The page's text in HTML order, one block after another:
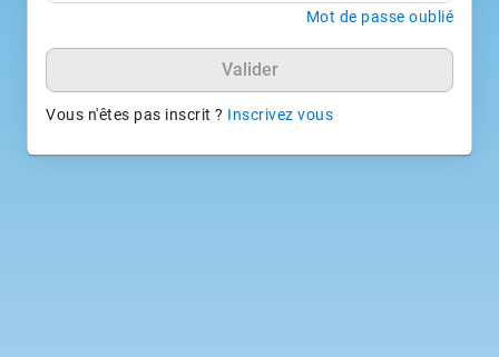
Mot de passe oublié
Valider
Vous n'êtes pas inscrit ? Inscrivez vous